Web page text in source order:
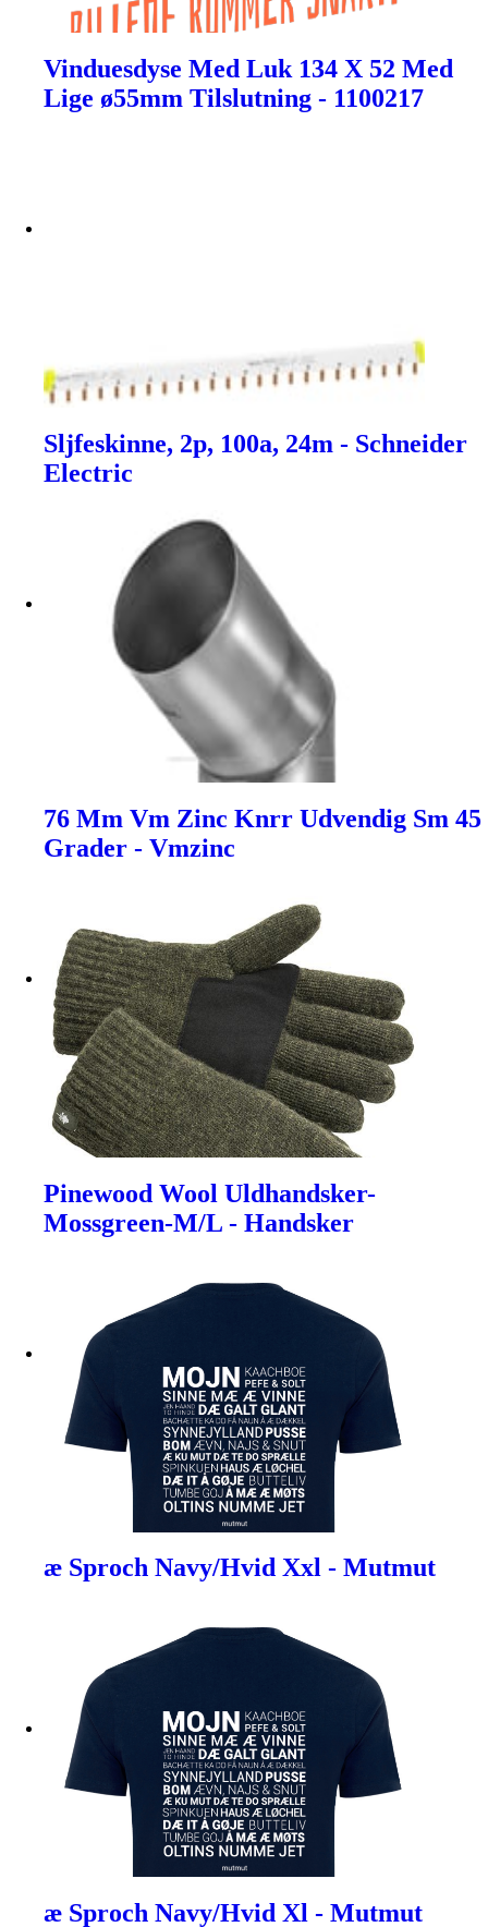
Vinduesdyse Med Luk 134 X 52 Med
Lige ø55mm Tilslutning - 1100217
Sljfeskinne, 2p, 100a, 24m - Schneider
Electric
76 Mm Vm Zinc Knrr Udvendig Sm 45
Grader - Vmzinc
Pinewood Wool Uldhandsker-
Mossgreen-M/L - Handsker
æ Sproch Navy/Hvid Xxl - Mutmut
æ Sproch Navy/Hvid Xl - Mutmut